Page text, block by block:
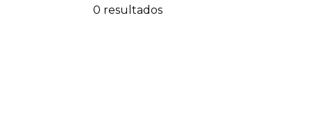
0 resultados